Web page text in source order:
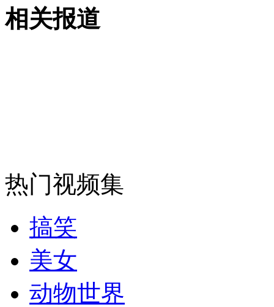
外交部：有关国家言论片面不公正
纽约上演“枕头大战”
相关报道
热门视频集
搞笑
美女
动物世界